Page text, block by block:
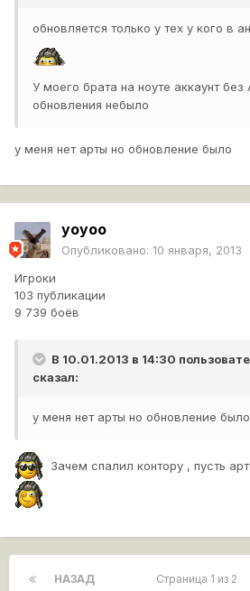
обновляется только у тех у кого в
У моего брата на ноуте аккаунт
обновления небыло
у меня нет арты но обновление было
yoyoo
Опубликовано: 10 января, 2013
Игроки
103 публикации
9 739 боёв
В 10.01.2013 в 14:30
сказал:
у меня нет арты но обновление было
Зачем спалил контору , пусть
НАЗАД Страница 1 из 2